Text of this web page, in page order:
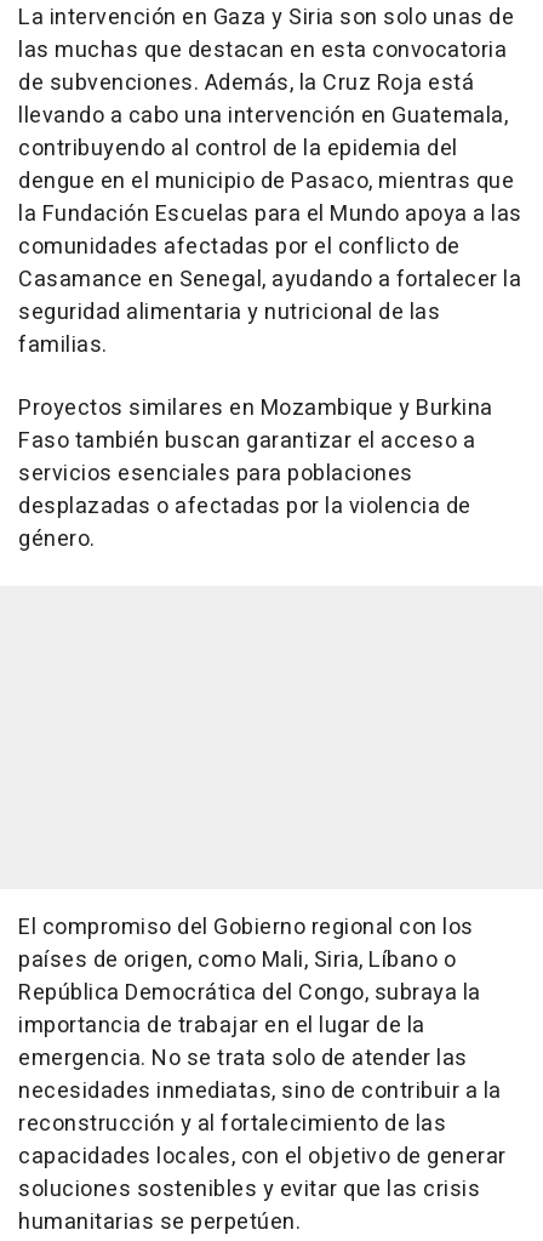
La intervención en Gaza y Siria son solo unas de
las muchas que destacan en esta convocatoria
de subvenciones. Además, la Cruz Roja está
llevando a cabo una intervención en Guatemala,
contribuyendo al control de la epidemia del
dengue en el municipio de Pasaco, mientras que
la Fundación Escuelas para el Mundo apoya a las
comunidades afectadas por el conflicto de
Casamance en Senegal, ayudando a fortalecer la
seguridad alimentaria y nutricional de las
familias.
Proyectos similares en Mozambique y Burkina
Faso también buscan garantizar el acceso a
servicios esenciales para poblaciones
desplazadas o afectadas por la violencia de
género.
El compromiso del Gobierno regional con los
países de origen, como Mali, Siria, Líbano o
República Democrática del Congo, subraya la
importancia de trabajar en el lugar de la
emergencia. No se trata solo de atender las
necesidades inmediatas, sino de contribuir a la
reconstrucción y al fortalecimiento de las
capacidades locales, con el objetivo de generar
soluciones sostenibles y evitar que las crisis
humanitarias se perpetúen.